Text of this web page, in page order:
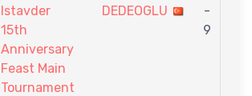
Istavder
15th
Anniversary
Feast Main
Tournament
DEDEOGLU
-
9